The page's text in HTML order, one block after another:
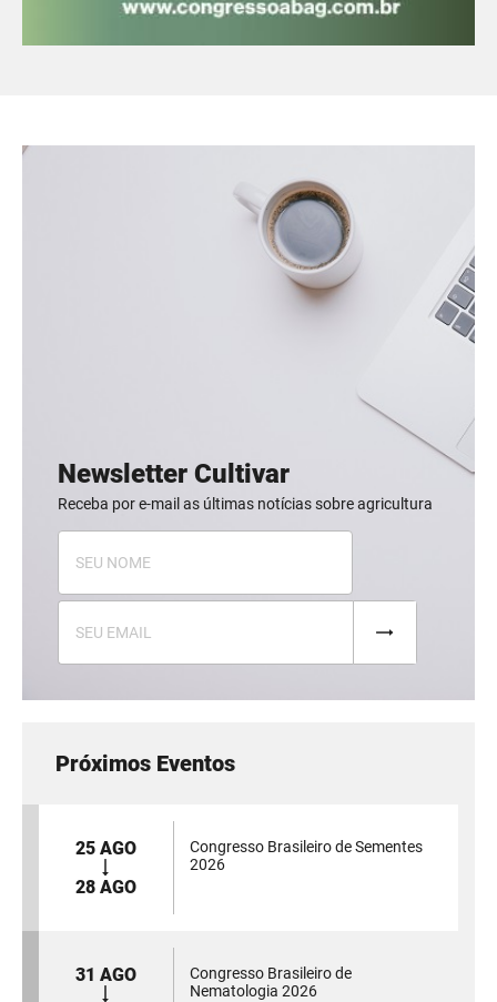
Newsletter Cultivar
Receba por e-mail as últimas notícias sobre agricultura
Próximos Eventos
25 AGO
28 AGO
Congresso Brasileiro de Sementes
2026
31 AGO
Congresso Brasileiro de
Nematologia 2026